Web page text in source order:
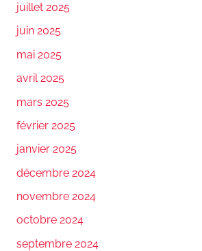
juillet 2025
juin 2025
mai 2025
avril 2025
mars 2025
février 2025
janvier 2025
décembre 2024
novembre 2024
octobre 2024
septembre 2024